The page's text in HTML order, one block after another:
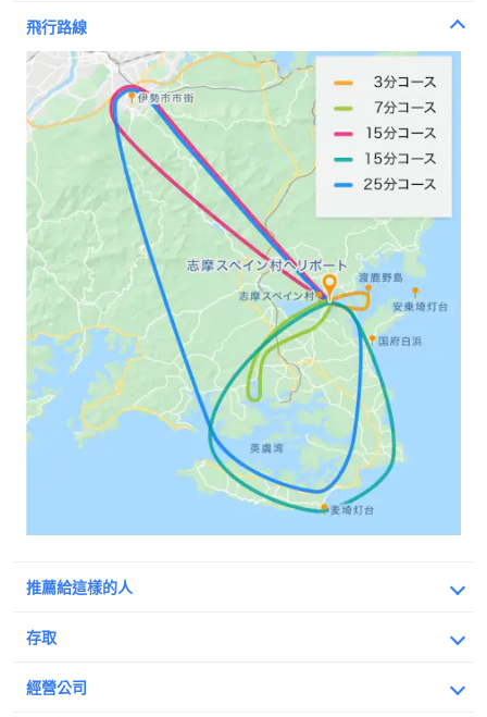
飛行路線
推薦給這樣的人
存取
志摩西班牙村入口處
經營公司